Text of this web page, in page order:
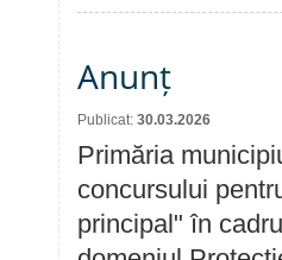
Anunț
Publicat: 30.03.2026
Primăria
concursului
principal" în